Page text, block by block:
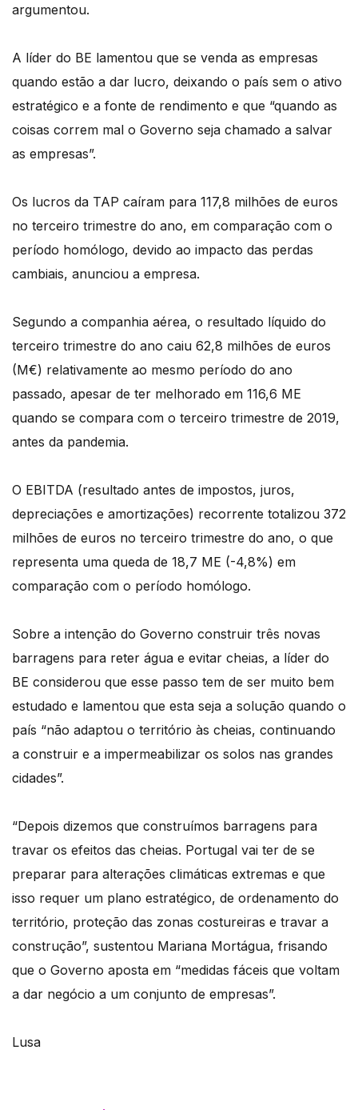
argumentou.
A líder do BE lamentou que se venda as empresas
quando estão a dar lucro, deixando o país sem o ativo
estratégico e a fonte de rendimento e que “quando as
coisas correm mal o Governo seja chamado a salvar
as empresas”.
Os lucros da TAP caíram para 117,8 milhões de euros
no terceiro trimestre do ano, em comparação com o
período homólogo, devido ao impacto das perdas
cambiais, anunciou a empresa.
Segundo a companhia aérea, o resultado líquido do
terceiro trimestre do ano caiu 62,8 milhões de euros
(M€) relativamente ao mesmo período do ano
passado, apesar de ter melhorado em 116,6 ME
quando se compara com o terceiro trimestre de 2019,
antes da pandemia.
O EBITDA (resultado antes de impostos, juros,
depreciações e amortizações) recorrente totalizou 372
milhões de euros no terceiro trimestre do ano, o que
representa uma queda de 18,7 ME (-4,8%) em
comparação com o período homólogo.
Sobre a intenção do Governo construir três novas
barragens para reter água e evitar cheias, a líder do
BE considerou que esse passo tem de ser muito bem
estudado e lamentou que esta seja a solução quando o
país “não adaptou o território às cheias, continuando
a construir e a impermeabilizar os solos nas grandes
cidades”.
“Depois dizemos que construímos barragens para
travar os efeitos das cheias. Portugal vai ter de se
preparar para alterações climáticas extremas e que
isso requer um plano estratégico, de ordenamento do
território, proteção das zonas costureiras e travar a
construção”, sustentou Mariana Mortágua, frisando
que o Governo aposta em “medidas fáceis que voltam
a dar negócio a um conjunto de empresas”.
Lusa